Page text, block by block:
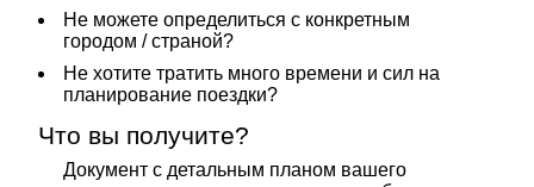
Не можете определиться с конкретным
городом / страной?
Не хотите тратить много времени и сил на
планирование поездки?
Что вы получите?
Документ с детальным планом вашего